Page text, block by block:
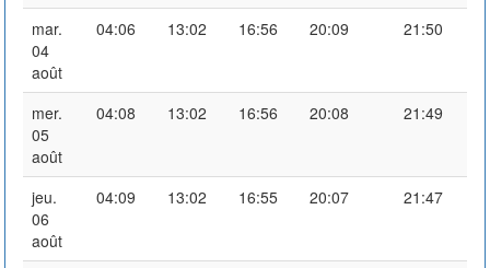
mar.
04
août
04:06 13:02 16:56 20:09 21:50
mer.
05
août
04:08 13:02 16:56 20:08 21:49
jeu.
06
août
04:09 13:02 16:55 20:07 21:47